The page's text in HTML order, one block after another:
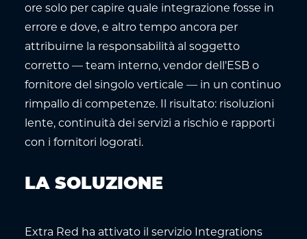
ore solo per capire quale integrazione fosse in
errore e dove, e altro tempo ancora per
attribuirne la responsabilità al soggetto
corretto — team interno, vendor dell'ESB o
fornitore del singolo verticale — in un continuo
rimpallo di competenze. Il risultato: risoluzioni
lente, continuità dei servizi a rischio e rapporti
con i fornitori logorati.
LA SOLUZIONE
Extra Red ha attivato il servizio Integrations